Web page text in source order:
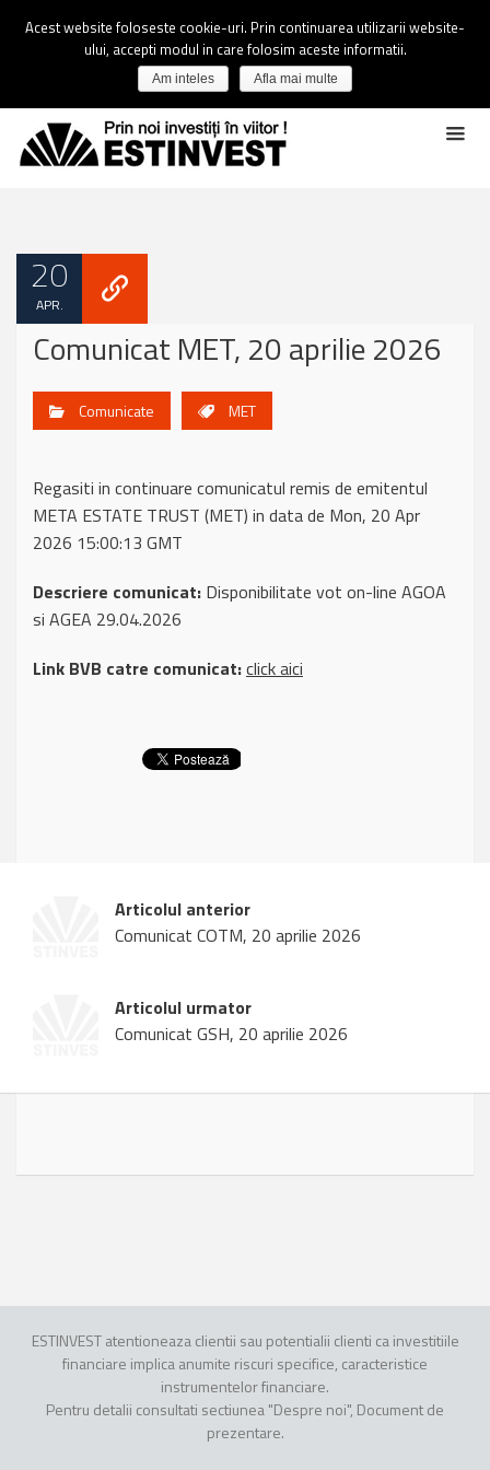
20
APR.
Comunicat MET, 20 aprilie 2026
Comunicate MET
Regasiti in continuare comunicatul remis de emitentul
META ESTATE TRUST (MET) in data de Mon, 20 Apr
2026 15:00:13 GMT
Descriere comunicat: Disponibilitate vot on-line AGOA
si AGEA 29.04.2026
Link BVB catre comunicat:click aici
Articolul anterior
Comunicat COTM, 20 aprilie 2026
Articolul urmator
Comunicat GSH, 20 aprilie 2026
ESTINVEST atentioneaza clientii sau potentialii clienti ca investitiile
financiare implica anumite riscuri specifice, caracteristice
instrumentelor financiare.
Pentru detalii consultati sectiunea "Despre noi", Document de
prezentare.
Acest website foloseste cookie-uri. Prin continuarea utilizarii website-
ului, accepti modul in care folosim aceste informatii.
Am inteles Afla mai multe